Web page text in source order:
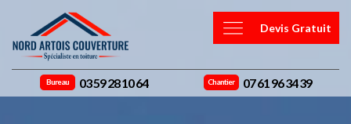
Devis Gratuit
Bureau 03 59 28 10 64 Chantier 07 61 96 34 39